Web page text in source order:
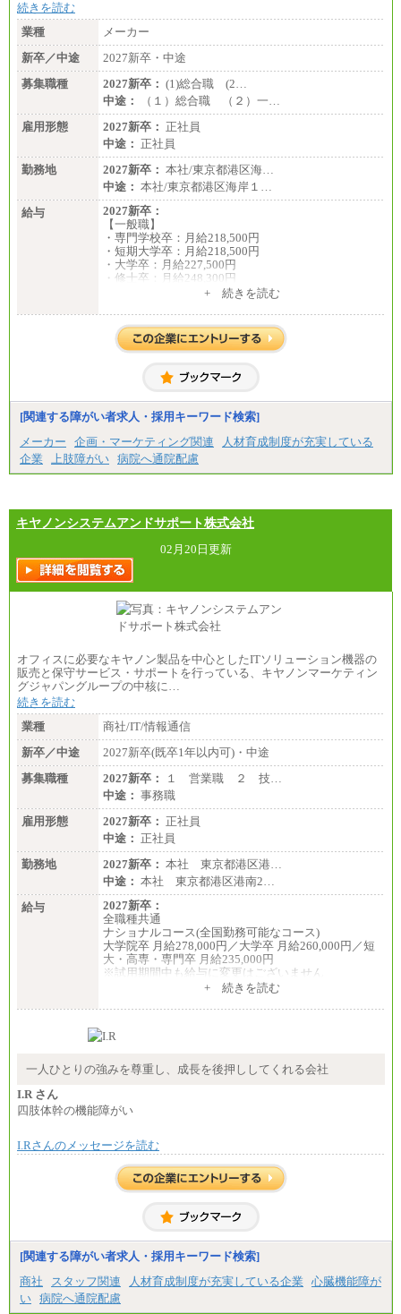
続きを読む
業種
メーカー
新卒／中途
2027新卒・中途
募集職種
2027新卒： (1)総合職 (2…
中途：
（１）総合職 （２）一…
雇用形態
2027新卒： 正社員
中途： 正社員
勤務地
2027新卒： 本社/東京都港区海…
中途： 本社/東京都港区海岸１…
給与
2027新卒：
【一般職】
・専門学校卒：月給218,500円
・短期大学卒：月給218,500円
・大学卒：月給227,500円
・修士卒：月給248,300円
・博士卒：月給257,300円
【総合職】
・大学卒：月給253,500円
・修士卒：月給261,500円
※2025年度実績
※試用期間3か月中も給与に変更はございません
中途：
全職種共通
最低月給200,000円以上
※試用期間中も給与に変更はございません
+ 続きを読む
[関連する障がい者求人・採用キーワード検索]
メーカー
企画・マーケティング関連
人材育成制度が充実している
企業
上肢障がい 病院へ通院配慮
キヤノンシステムアンドサポート株式会社
02月20日更新
オフィスに必要なキヤノン製品を中心としたITソリューション機器の
販売と保守サービス・サポートを行っている、キヤノンマーケティン
グジャパングループの中核に…
続きを読む
業種
商社/IT/情報通信
新卒／中途
2027新卒(既卒1年以内可)・中途
募集職種
2027新卒：
１ 営業職 ２ 技…
中途： 事務職
雇用形態
2027新卒： 正社員
中途： 正社員
勤務地
2027新卒： 本社 東京都港区港…
中途： 本社 東京都港区港南2…
給与
2027新卒：
全職種共通
ナショナルコース(全国勤務可能なコース)
大学院卒 月給278,000円／大学卒 月給260,000円／短
大・高専・専門卒 月給235,000円
※試用期間中も給与に変更はございません
大学院卒 月給264,000円／大学卒 月給250,000円／短
※試用期間中も給与に変更はございません
月給：250,000円～400,000円
+ 続きを読む
一人ひとりの強みを尊重し、成長を後押ししてくれる会社
I.R さん
四肢体幹の機能障がい
I.Rさんのメッセージを読む
[関連する障がい者求人・採用キーワード検索]
商社
スタッフ関連 人材育成制度が充実している企業
心臓機能障が
い 病院へ通院配慮